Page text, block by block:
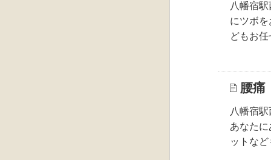
八幡宿
にツボ
どもお
腰痛
八幡宿
あなた
ットな